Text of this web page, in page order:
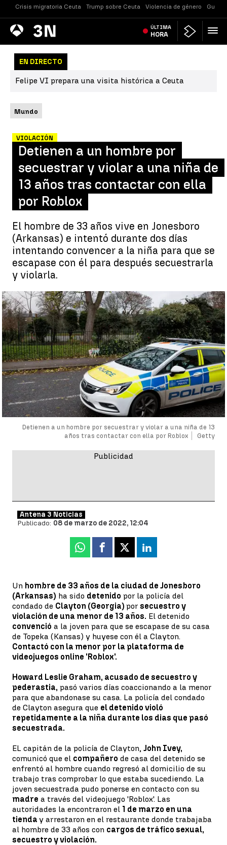
Crisis migratoria Ceuta Trump sobre Ceuta Violencia de género
Antena
3 Noticias ÚLTIMA
HORA
EN DIRECTO
Felipe VI prepara una visita histórica a Ceuta
Mundo
VIOLACIÓN
Detienen a un hombre por
secuestrar y violar a una niña de
13 años tras contactar con ella
por Roblox
El hombre de 33 años vive en Jonesboro
(Arkansas) e intentó durante dos días
intentando convencer a la niña para que se
escapase con él para después secuestrarla
y violarla.
Detienen a un hombre por secuestrar y violar a una niña de 13
años tras contactar con ella por Roblox
Getty
Antena 3 Noticias
Publicado: 08 de marzo de 2022, 12:04
Whatsapp
Facebook
X Linkedin
Un hombre de 33 años de la ciudad de Jonesboro
(Arkansas) ha sido detenido por la policía del
condado de Clayton (Georgia) por secuestro y
violación de una menor de 13 años. El detenido
convenció a la joven para que se escapase de su casa
de Topeka (Kansas) y huyese con él a Clayton.
Contactó con la menor por la plataforma de
videojuegos online 'Roblox'.
Howard Leslie Graham, acusado de secuestro y
pederastia, pasó varios días coaccionando a la menor
para que abandonase su casa. La policía del condado
de Clayton asegura que el detenido violó
repetidamente a la niña durante los dias que pasó
secuestrada.
EL capitán de la policía de Clayton, John Ivey,
comunicó que el compañero de casa del detenido se
enfrentó al hombre cuando regresó al domicilio de su
trabajo tras comprobar lo que estaba sucediendo. La
joven secuestrada pudo ponerse en contacto con su
madre a través del videojuego 'Roblox'. Las
autoridades la encontraron el 1 de marzo en una
tienda y arrestaron en el restaurante donde trabajaba
al hombre de 33 años con cargos de tráfico sexual,
secuestro y violación.